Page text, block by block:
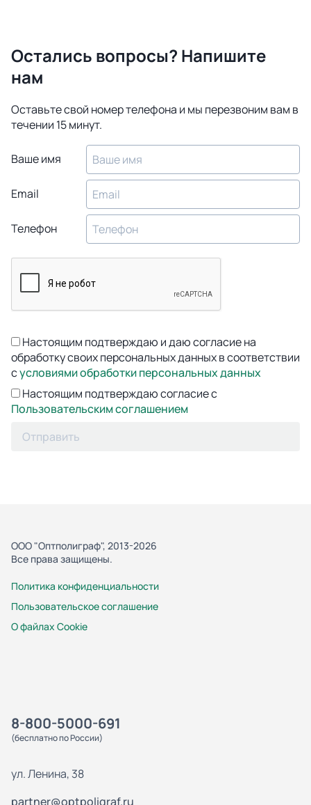
Остались вопросы? Напишите
нам
Оставьте свой номер телефона и мы перезвоним вам в
течении 15 минут.
Ваше имя
Email
Телефон
Настоящим подтверждаю и даю согласие на
обработку своих персональных данных в соответствии
сусловиями обработки персональных данных
Настоящим подтверждаю согласие с
Пользовательским соглашением
Отправить
ООО "Оптполиграф", 2013-2026
Все права защищены.
Политика конфиденциальности
Пользовательское соглашение
О файлах Cookie
8-800-5000-691
(бесплатно по России)
ул. Ленина, 38
partner@optpoligraf.ru